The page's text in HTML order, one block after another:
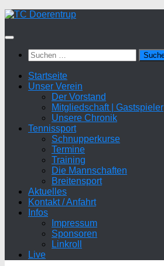
Zum
springen
Suchen
nach:
Startseite
Unser Verein
Der Vorstand
Mitgliedschaft | Gastspieler
Unsere Chronik
Tennissport
Schnupperkurse
Termine
Training
Die Mannschaften
Breitensport
Aktuelles
Kontakt / Anfahrt
Infos
Impressum
Sponsoren
Linkroll
Live